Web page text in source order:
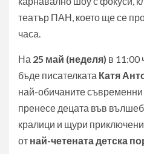
театър ПАН, което ще се
часа.
На 25 май (неделя) в 11:00
бъде писателката Катя
най-обичаните съвременни
пренесе децата във
кралици и щури
от най-четената детска